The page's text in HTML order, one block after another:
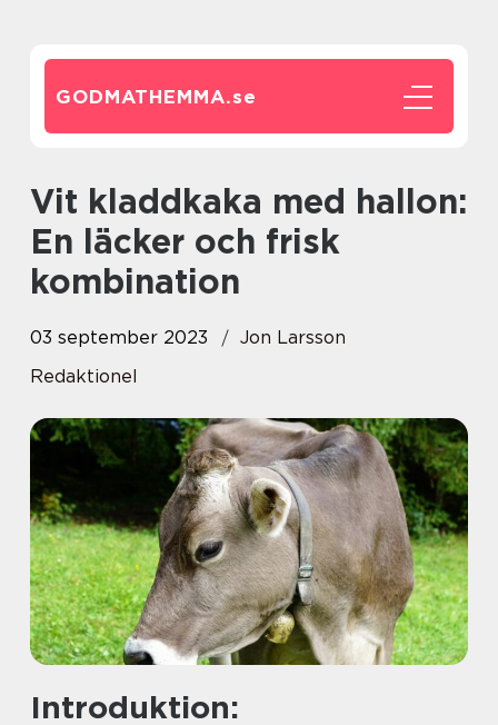
GODMATHEMMA.se
Vit kladdkaka med hallon:
En läcker och frisk
kombination
03 september 2023
Jon Larsson
Redaktionel
Introduktion: